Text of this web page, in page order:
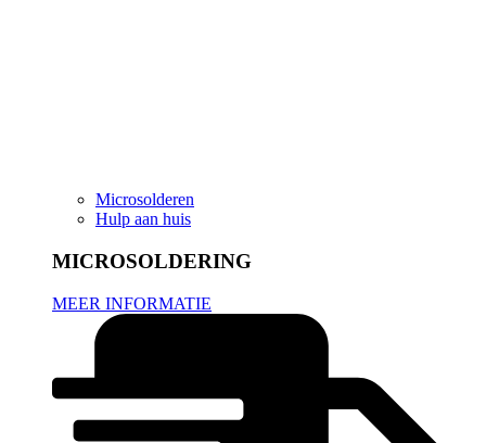
Microsolderen
Hulp aan huis
MICROSOLDERING
MEER INFORMATIE